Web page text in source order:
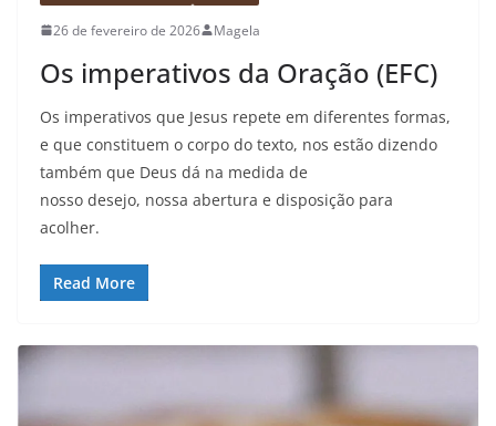
26 de fevereiro de 2026 Magela
Os imperativos da Oração (EFC)
Os imperativos que Jesus repete em diferentes formas,
e que constituem o corpo do texto, nos estão dizendo
também que Deus dá na medida de
nosso desejo, nossa abertura e disposição para
acolher.
Read More